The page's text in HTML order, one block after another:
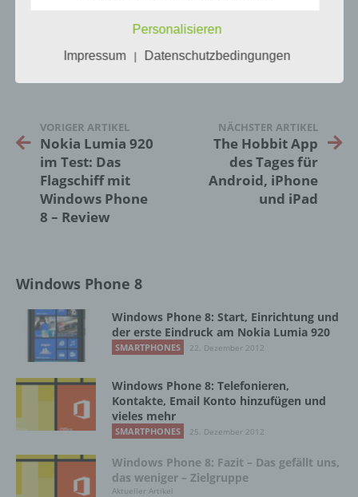
VORIGER ARTIKEL
Nokia Lumia 920
im Test: Das
Flagschiff mit
Windows Phone
8 – Review
NÄCHSTER ARTIKEL
The Hobbit App
des Tages für
Android, iPhone
und iPad
Windows Phone 8
Windows Phone 8: Start, Einrichtung und
der erste Eindruck am Nokia Lumia 920
SMARTPHONES 22. Dezember 2012
Windows Phone 8: Telefonieren,
Kontakte, Email Konto hinzufügen und
vieles mehr
SMARTPHONES 25. Dezember 2012
Windows Phone 8: Fazit – Das gefällt uns,
das weniger – Zielgruppe
Aktueller Artikel
personenbezogene Daten von dem für die
Verarbeitung Verantwortlichen verarbeitet
werden.
Verarbeitung ist jeder mit oder ohne Hilfe
automatisierter Verfahren ausgeführte
Vorgang oder jede solche Vorgangsreihe im
Zusammenhang mit personenbezogenen
Daten wie das Erheben, das Erfassen, die
Organisation, das Ordnen, die Speicherung,
Verbreitung oder eine andere Form der
Bereitstellung, den Abgleich oder die
Verknüpfung, die Einschränkung, das
Löschen oder die Vernichtung.
d) Einschränkung der Verarbeitung
Einschränkung der Verarbeitung ist die
personenbezogener Daten mit dem Ziel, ihre
künftige Verarbeitung einzuschränken.
Personalisieren
Impressum
Datenschutzbedingungen